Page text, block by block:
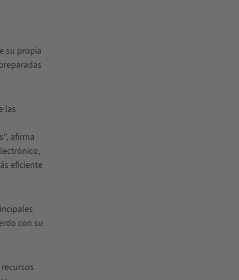
su propia
las
afirma
eficiente
con su